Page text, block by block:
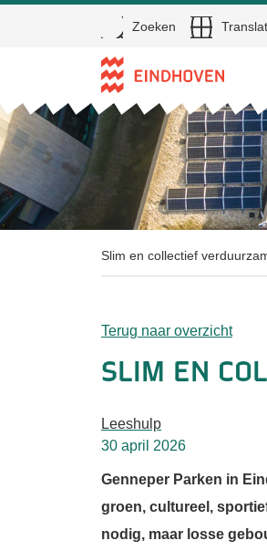
Direct naar de inhoud
Open
Zoeken
Slim en collectief
Terug naar overzicht
Slim en
Leeshulp
30 april 2026
Genneper Parken in
groen, cultureel,
nodig, maar losse